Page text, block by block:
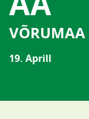
19. Aprill